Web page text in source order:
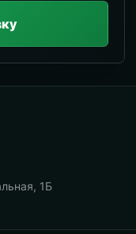
1Б